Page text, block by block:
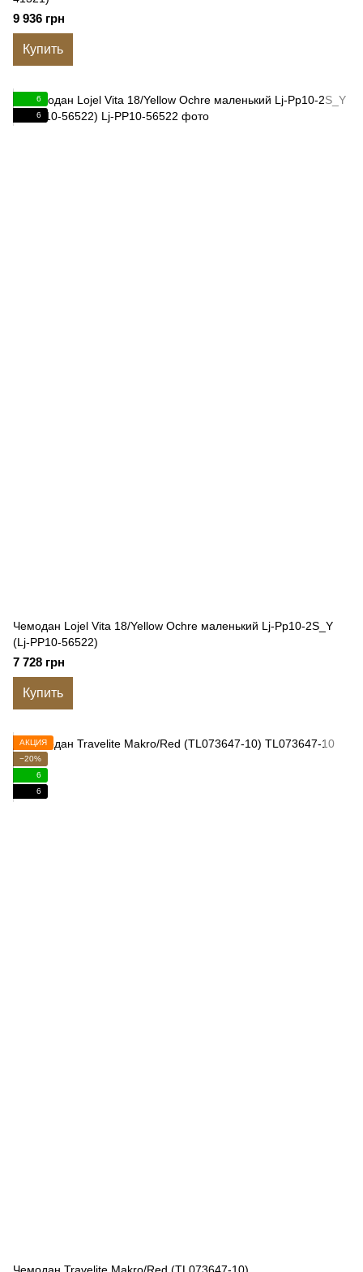
9 936 грн
Купить
6
6
Чемодан Lojel Vita 18/Yellow Ochre маленький Lj-Pp10-2S_Y
(Lj-PP10-56522)
7 728 грн
Купить
АКЦИЯ
−20%
6
6